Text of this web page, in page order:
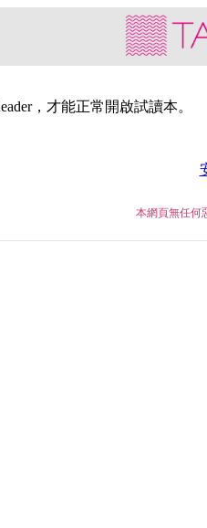
，才能正常開啟試讀本。
本網頁無任何